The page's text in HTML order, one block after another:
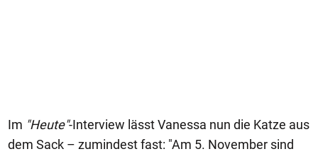
Im "Heute"-Interview lässt Vanessa nun die Katze aus
dem Sack – zumindest fast: "Am 5. November sind